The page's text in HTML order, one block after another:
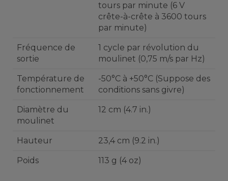
tours par minute (6 V
crête-à-crête à 3600 tours
par minute)
Fréquence de
sortie
1 cycle par révolution du
moulinet (0,75 m/s par Hz)
Température de
fonctionnement
-50°C à +50°C (Suppose des
conditions sans givre)
Diamètre du
moulinet
12 cm (4.7 in.)
Hauteur 23,4 cm (9.2 in.)
Poids 113 g (4 oz)